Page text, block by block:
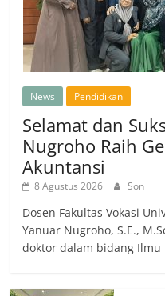
News Pendidikan
Selamat dan
Nugroho Raih
Akuntansi
8 Agustus 2026 Son
Dosen Fakultas Vokasi
Yanuar Nugroho, S.E.,
doktor dalam bidang Ilmu